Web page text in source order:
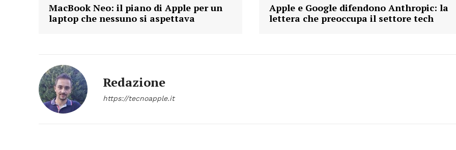
MacBook Neo: il piano di Apple per un
laptop che nessuno si aspettava
Apple e Google difendono Anthropic: la
lettera che preoccupa il settore tech
Redazione
https://tecnoapple.it